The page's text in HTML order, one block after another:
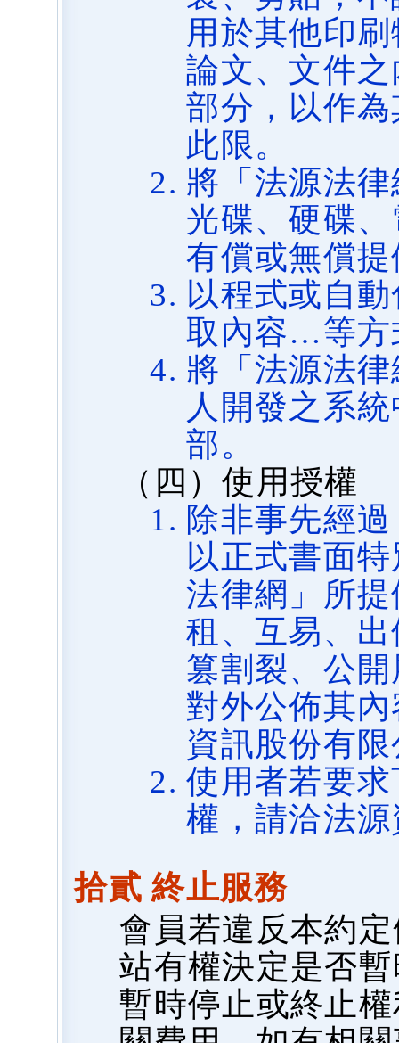
用於其他印
論文、文件
部分，以作
此限。
將「法源法
光碟、硬碟
有償或無償
以程式或自
取內容…等方
將「法源法
人開發之系
部。
（四）使用授權
除非事先經
以正式書面
法律網」所
租、互易、
篡割裂、公
對外公佈其
資訊股份有
使用者若要
權，請洽法
拾貳 終止服務
會員若違反本約
站有權決定是否
暫時停止或終止